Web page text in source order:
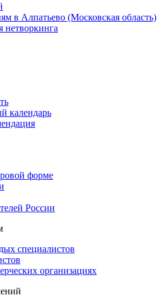
в Алпатьево (Московская область)
нетворкинга
календарь
форме
России
специалистов
организациях